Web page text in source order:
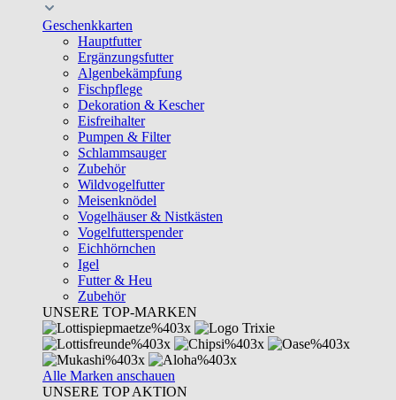
Geschenkkarten
Hauptfutter
Ergänzungsfutter
Algenbekämpfung
Fischpflege
Dekoration & Kescher
Eisfreihalter
Pumpen & Filter
Schlammsauger
Zubehör
Wildvogelfutter
Meisenknödel
Vogelhäuser & Nistkästen
Vogelfutterspender
Eichhörnchen
Igel
Futter & Heu
Zubehör
UNSERE TOP-MARKEN
Alle Marken anschauen
UNSERE TOP AKTION